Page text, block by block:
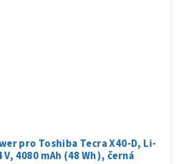
pro Toshiba Tecra X40-D, Li-
4080 mAh (48 Wh), černá